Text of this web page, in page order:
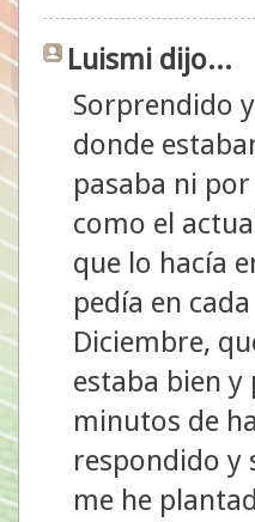
Luismi dijo...
Sorprendido
donde
pasaba ni
como el
que lo hacía
pedía en
Diciembre,
estaba bien
minutos de
respondido y
me he